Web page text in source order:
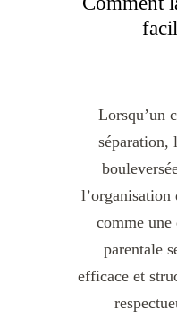
Lorsqu’un
séparation,
comme
parentale
efficace et